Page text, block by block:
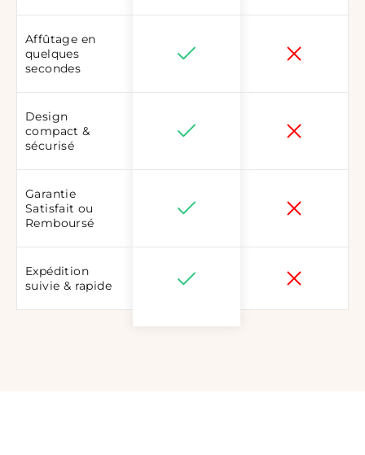
Affûtage en
quelques
secondes
Design
compact &
sécurisé
Garantie
Satisfait ou
Remboursé
Expédition
suivie & rapide